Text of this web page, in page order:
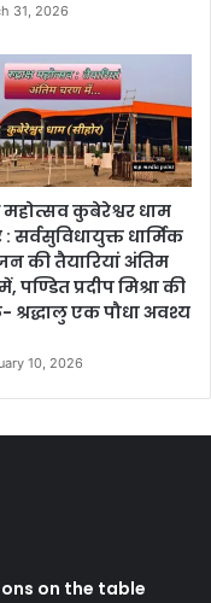
31, 2026
महोत्सव कुबेरेश्वर धाम
: सर्वसुविधायुक्त धार्मिक
की तैयारियां अंतिम
पण्डित प्रदीप मिश्रा की
श्रद्धालु एक पौधा अवश्य
10, 2026
on the table